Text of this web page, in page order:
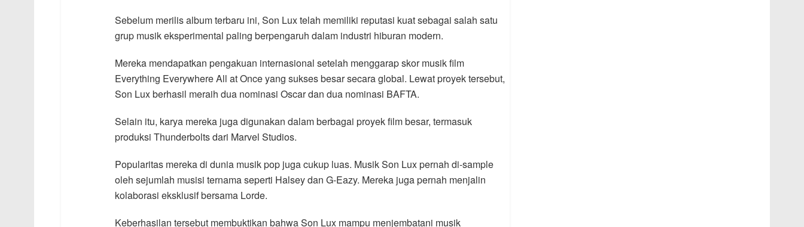
Sebelum merilis album terbaru ini, Son Lux telah memiliki reputasi kuat sebagai salah satu
grup musik eksperimental paling berpengaruh dalam industri hiburan modern.
Mereka mendapatkan pengakuan internasional setelah menggarap skor musik film
Everything Everywhere All at Once yang sukses besar secara global. Lewat proyek tersebut,
Son Lux berhasil meraih dua nominasi Oscar dan dua nominasi BAFTA.
Selain itu, karya mereka juga digunakan dalam berbagai proyek film besar, termasuk
produksi Thunderbolts dari Marvel Studios.
Popularitas mereka di dunia musik pop juga cukup luas. Musik Son Lux pernah di-sample
oleh sejumlah musisi ternama seperti Halsey dan G-Eazy. Mereka juga pernah menjalin
kolaborasi eksklusif bersama Lorde.
Keberhasilan tersebut membuktikan bahwa Son Lux mampu menjembatani musik